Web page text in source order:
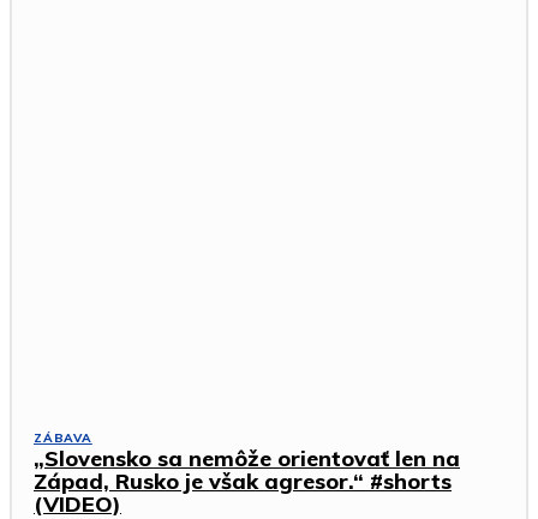
ZÁBAVA
„Slovensko sa nemôže orientovať len na
Západ, Rusko je však agresor.“ #shorts
(VIDEO)